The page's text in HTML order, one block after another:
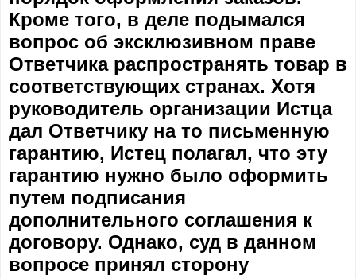
Кроме того, в деле подымался
вопрос об эксклюзивном праве
Ответчика распространять товар в
соответствующих странах. Хотя
руководитель организации Истца
дал Ответчику на то письменную
гарантию, Истец полагал, что эту
гарантию нужно было оформить
путем подписания
дополнительного соглашения к
договору. Однако, суд в данном
вопросе принял сторону